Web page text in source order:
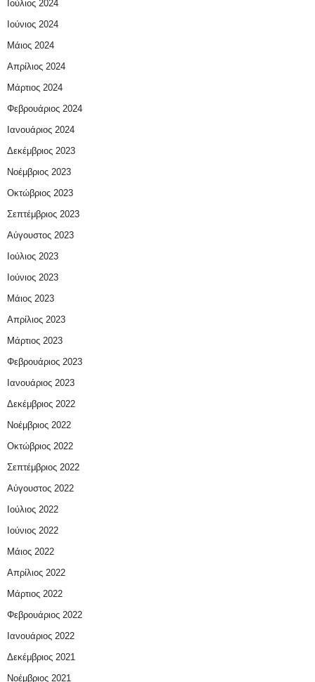
Ιούλιος 2024
Ιούνιος 2024
Μάιος 2024
Απρίλιος 2024
Μάρτιος 2024
Φεβρουάριος 2024
Ιανουάριος 2024
Δεκέμβριος 2023
Νοέμβριος 2023
Οκτώβριος 2023
Σεπτέμβριος 2023
Αύγουστος 2023
Ιούλιος 2023
Ιούνιος 2023
Μάιος 2023
Απρίλιος 2023
Μάρτιος 2023
Φεβρουάριος 2023
Ιανουάριος 2023
Δεκέμβριος 2022
Νοέμβριος 2022
Οκτώβριος 2022
Σεπτέμβριος 2022
Αύγουστος 2022
Ιούλιος 2022
Ιούνιος 2022
Μάιος 2022
Απρίλιος 2022
Μάρτιος 2022
Φεβρουάριος 2022
Ιανουάριος 2022
Δεκέμβριος 2021
Νοέμβριος 2021